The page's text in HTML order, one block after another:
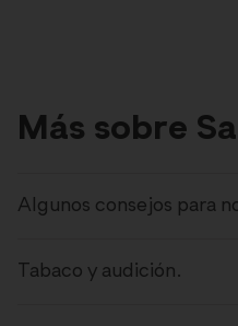
Más sobre
Algunos consejos para
Tabaco y audición.